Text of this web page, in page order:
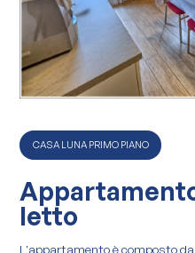
CASA LUNA PRIMO PIANO
letto
L'appartamento è composto